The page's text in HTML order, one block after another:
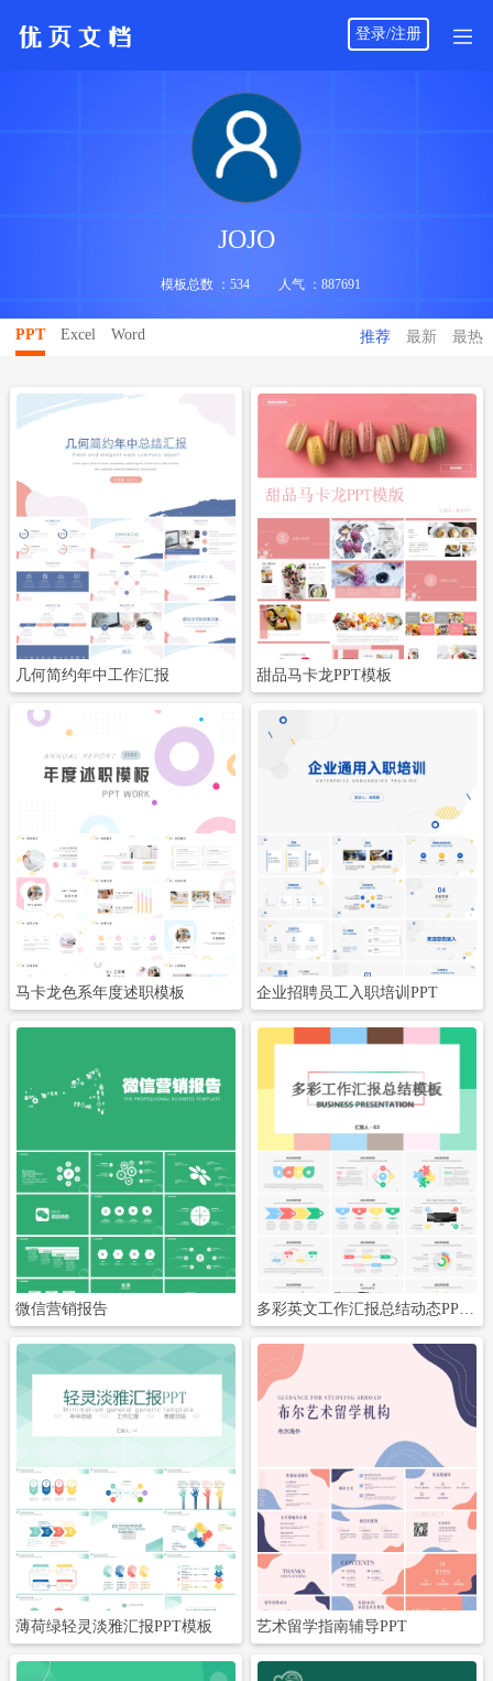
登录/注册
JOJO
模板总数 ：534 人气 ：887691
PPT Excel Word 推荐 最新 最热
几何简约年中工作汇报 甜品马卡龙PPT模板
立即下载
马卡龙色系年度述职模板
立即下载
企业招聘员工入职培训PPT
立即下载
微信营销报告
立即下载
多彩英文工作汇报总结动态PPT模板
立即下载
薄荷绿轻灵淡雅汇报PPT模板
立即下载
艺术留学指南辅导PPT
立即下载 立即下载